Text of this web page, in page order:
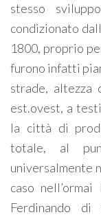
stesso
condizionato
1800, proprio
furono infatti
strade, altezza
est.ovest, a
la città di
totale, al
universalmente
caso
Ferdinando